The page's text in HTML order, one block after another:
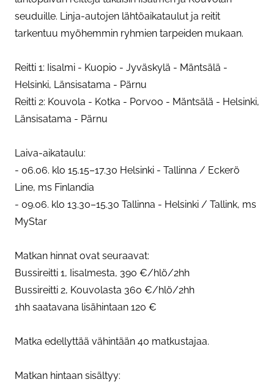
seuduille. Linja-autojen lähtöaikataulut ja reitit
tarkentuu myöhemmin ryhmien tarpeiden mukaan.
Reitti 1: Iisalmi - Kuopio - Jyväskylä - Mäntsälä -
Helsinki, Länsisatama - Pärnu
Reitti 2: Kouvola - Kotka - Porvoo - Mäntsälä - Helsinki,
Länsisatama - Pärnu
Laiva-aikataulu:
- 06.06. klo 15.15–17.30 Helsinki - Tallinna / Eckerö
Line, ms Finlandia
- 09.06. klo 13.30–15.30 Tallinna - Helsinki / Tallink, ms
MyStar
Matkan hinnat ovat seuraavat:
Bussireitti 1, Iisalmesta, 390 €/hlö/2hh
Bussireitti 2, Kouvolasta 360 €/hlö/2hh
1hh saatavana lisähintaan 120 €
Matka edellyttää vähintään 40 matkustajaa.
Matkan hintaan sisältyy: